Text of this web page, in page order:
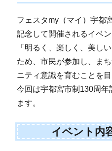
フェスタmy（マイ）宇都
記念して開催されるイベ
「明るく、楽しく、美し
ため、市民が参加し、ま
ニティ意識を育むことを
今回は宇都宮市制130周
ます。
イベント内